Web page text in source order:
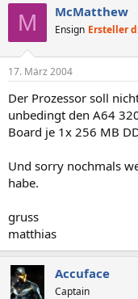
M McMatthew
Ensign Ersteller
17. März 2004
Der Prozessor soll
unbedingt den A64
Board je 1x 256 MB
Und sorry nochmals
habe.
gruss
matthias
Accuface
Captain